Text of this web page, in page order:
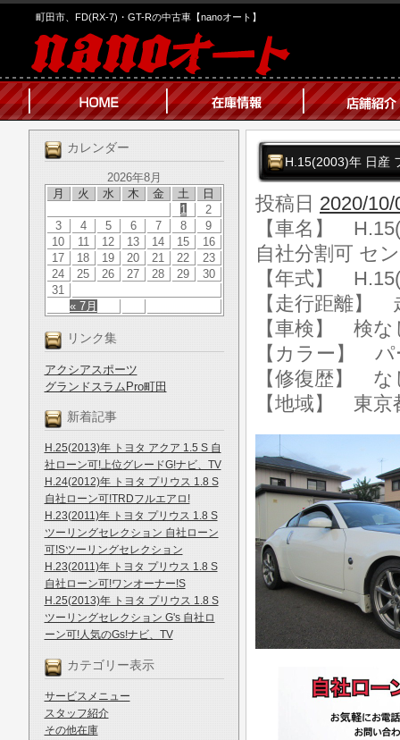
町田市、FD(RX-7)・GT-Rの中古車【nanoオート】
カレンダー
2026年8月
月
火 水 木 金 土 日
« 7月
1
2
3
4 5 6 7 8
9
10
11 12 13 14 15
16
17
18 19 20 21 22
23
24
25 26 27 28 29
30
31
リンク集
アクシアスポーツ
グランドスラムPro町田
新着記事
H.25(2013)年 トヨタ アクア 1.5 S 自
社ローン可!上位グレードG!ナビ、TV
H.24(2012)年 トヨタ プリウス 1.8 S
自社ローン可!TRDフルエアロ!
H.23(2011)年 トヨタ プリウス 1.8 S
ツーリングセレクション 自社ローン
可!Sツーリングセレクション
H.23(2011)年 トヨタ プリウス 1.8 S
自社ローン可!ワンオーナー!S
H.25(2013)年 トヨタ プリウス 1.8 S
ツーリングセレクション G's 自社ロ
ーン可!人気のGs!ナビ、TV
カテゴリー表示
サービスメニュー
スタッフ紹介
その他在庫
H.15(2003)年 日産
投稿日 2020/10/
【車名】
自社分割可 セ
【年式】
【走行距離】
【車検】 検な
【カラー】
【修復歴】 な
【地域】 東京